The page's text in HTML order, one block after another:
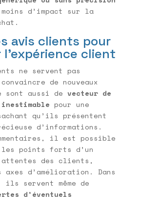
d’impact sur la
avis clients pour
l’expérience client
ne servent pas
de nouveaux
sont aussi de vecteur de
pour une
qu’ils présentent
d’informations.
il est possible
points forts d’un
des clients,
d’amélioration. Dans
servent même de
d’éventuels